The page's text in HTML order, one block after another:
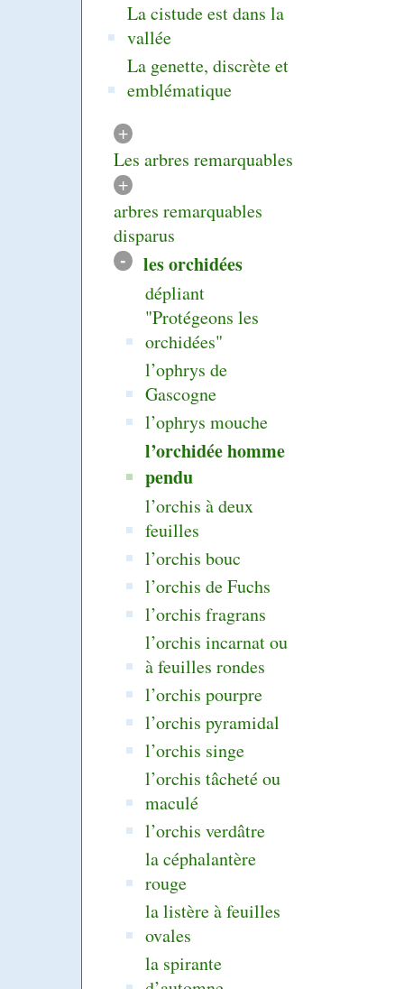
La cistude est dans la
vallée
La genette, discrète et
emblématique
+
Les arbres remarquables
+
arbres remarquables
disparus
- les orchidées
dépliant
"Protégeons les
orchidées"
l’ophrys de
Gascogne
l’ophrys mouche
l’orchidée homme
pendu
l’orchis à deux
feuilles
l’orchis bouc
l’orchis de Fuchs
l’orchis fragrans
l’orchis incarnat ou
à feuilles rondes
l’orchis pourpre
l’orchis pyramidal
l’orchis singe
l’orchis tâcheté ou
maculé
l’orchis verdâtre
la céphalantère
rouge
la listère à feuilles
ovales
la spirante